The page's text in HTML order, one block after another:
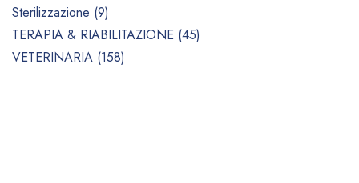
Sterilizzazione (9)
TERAPIA & RIABILITAZIONE (45)
VETERINARIA (158)